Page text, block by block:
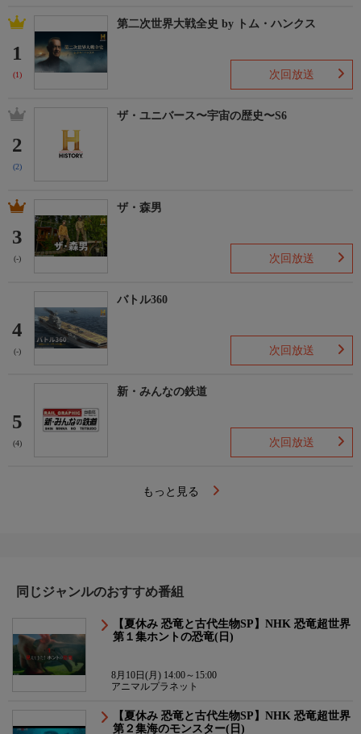
1
(1)
第二次世界大戦全史 by トム・ハンクス
次回放送
2
(2)
ザ・ユニバース〜宇宙の歴史〜S6
3
(-)
ザ・森男
次回放送
4
(-)
バトル360
次回放送
5
(4)
新・みんなの鉄道
次回放送
もっと見る
同じジャンルのおすすめ番組
【夏休み 恐竜と古代生物SP】NHK 恐竜超世界
第１集ホントの恐竜(日)
8月10日(月) 14:00～15:00
アニマルプラネット
【夏休み 恐竜と古代生物SP】NHK 恐竜超世界
第２集海のモンスター(日)